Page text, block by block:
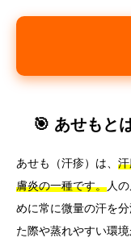
🎯 あせもと
あせも（汗疹）は、
膚炎の一種です。人
めに常に微量の汗を
た際や蒸れやすい環